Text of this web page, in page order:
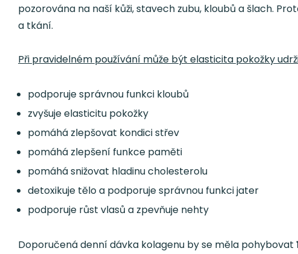
pozorována na naší kůži, stavech zubu, kloubů a šlach.
a tkání.
Při pravidelném používání může být elasticita pokožky
podporuje správnou funkci kloubů
zvyšuje elasticitu pokožky
pomáhá zlepšovat kondici střev
pomáhá zlepšení funkce paměti
pomáhá snižovat hladinu cholesterolu
detoxikuje tělo a podporuje správnou funkci jater
podporuje růst vlasů a zpevňuje nehty
Doporučená denní dávka kolagenu by se měla pohybovat